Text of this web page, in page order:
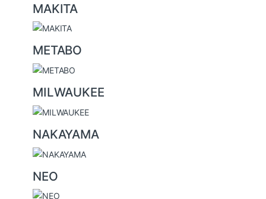
MAKITA
METABO
MILWAUKEE
NAKAYAMA
NEO